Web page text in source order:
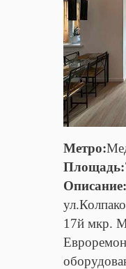
Метро:
Площадь:
Описание:
17й мкр.